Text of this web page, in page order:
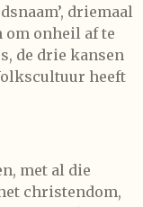
driemaal
om onheil af te
de drie kansen
heeft
met al die
christendom,